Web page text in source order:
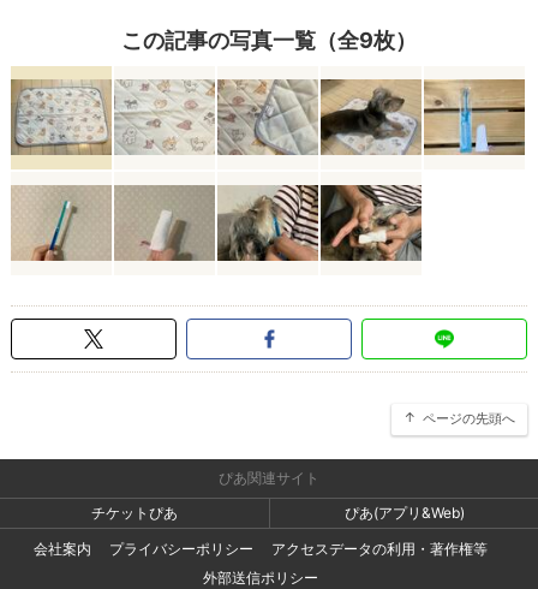
この記事の写真一覧（全9枚）
ページの先頭へ
ぴあ関連サイト
チケットぴあ
ぴあ(アプリ&Web)
会社案内
プライバシーポリシー
アクセスデータの利用・著作権等
外部送信ポリシー